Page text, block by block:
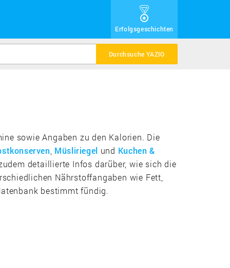
Erfolgsgeschichten
Durchsuche YAZIO
sowie Angaben zu den Kalorien. Die
Müsliriegel und Kuchen &
detaillierte Infos darüber, wie sich die
Nährstoffangaben wie Fett,
bestimmt fündig.